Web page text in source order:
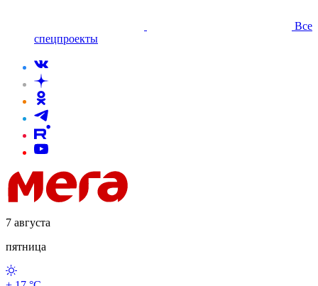
Все
спецпроекты
7 августа
пятница